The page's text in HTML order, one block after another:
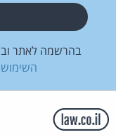
בהרשמה לאתר
השימוש